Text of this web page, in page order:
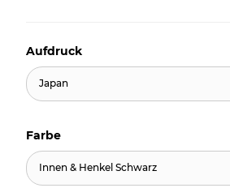
Aufdruck
Japan
Farbe
Innen & Henkel Schwarz